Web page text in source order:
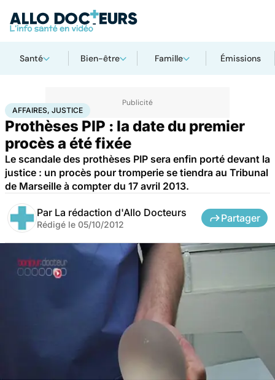
Santé Bien-être Famille Émissions
AccueilSantéSociétéJustice Affaires, justice
AFFAIRES, JUSTICE
Prothèses PIP : la date du premier
procès a été fixée
Le scandale des prothèses PIP sera enfin porté devant la
justice : un procès pour tromperie se tiendra au Tribunal
de Marseille à compter du 17 avril 2013.
Par La rédaction d'Allo Docteurs
Rédigé le 05/10/2012
Partager